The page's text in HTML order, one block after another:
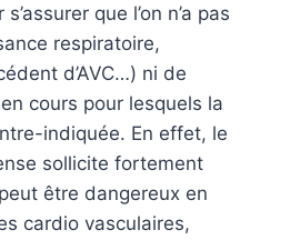
s’assurer que l’on n’a pas
respiratoire,
d’AVC…) ni de
cours pour lesquels la
indiquée. En effet, le
sollicite fortement
être dangereux en
cardio vasculaires,